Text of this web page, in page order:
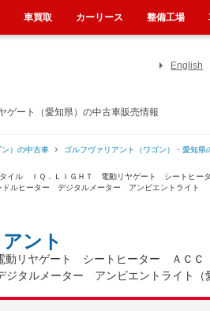
ート（愛知県）の中古車販売情報
English
）の中古車
ゴルフヴァリアント（ワゴン）・愛知県
タイル ＩＱ．ＬＩＧＨＴ 電動リヤゲート シートヒ
ルヒーター デジタルメーター アンビエントライト
ント
リヤゲート シートヒーター ＡＣ
タルメーター アンビエントライト（
車買取 カーリース 整備工場